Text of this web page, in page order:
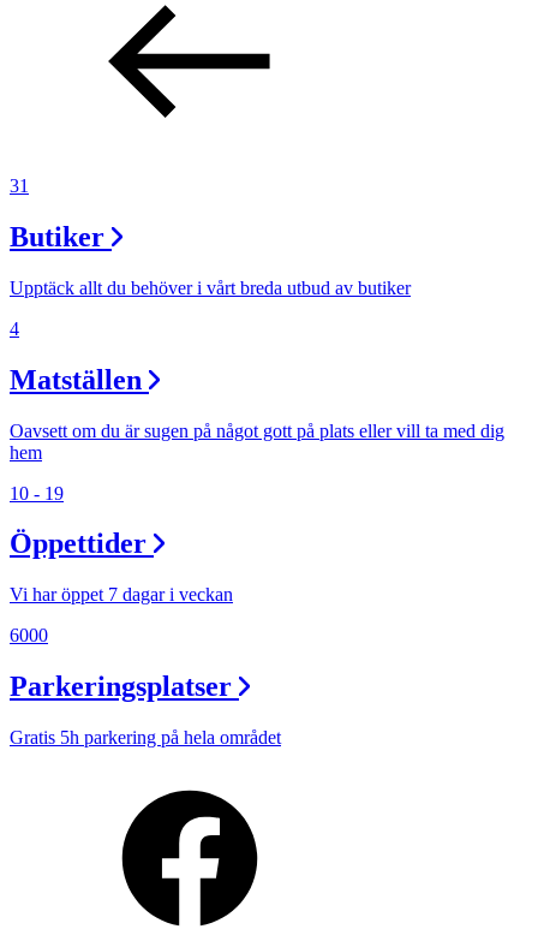
Magasin
Presentkort
31
Butiker
Upptäck allt du behöver i vårt breda utbud av butiker
4
Matställen
Oavsett om du är sugen på något gott på plats eller vill ta med dig
hem
10 - 19
Öppettider
Vi har öppet 7 dagar i veckan
6000
Parkeringsplatser
Gratis 5h parkering på hela området